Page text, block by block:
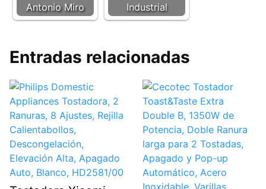
Antonio Miro
Industrial
Entradas relacionadas